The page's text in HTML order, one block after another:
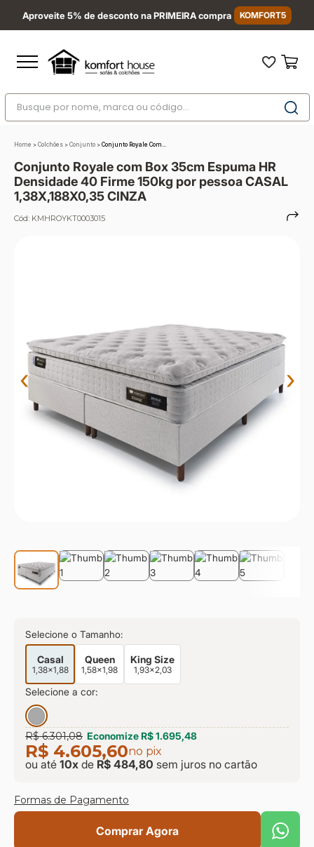
Aproveite 5% de desconto na PRIMEIRA compra KOMFORT5
Home > Colchões > Conjunto > Conjunto Royale Com...
Conjunto Royale com Box 35cm Espuma HR
Densidade 40 Firme 150kg por pessoa CASAL
1,38X,188X0,35 CINZA
Cód: KMHROYKT0003015
‹ ›
Selecione o Tamanho:
Casal
1,38x1,88
Queen
1,58x1,98
King Size
1,93x2,03
Selecione a cor:
R$ 6.301,08 EconomizeR$ 1.695,48
R$ 4.605,60no pix
ou até 10x de R$ 484,80 sem juros no cartão
Formas de Pagamento
Comprar Agora
2º
sofá
3º
sofá retrátil
4º
sofá cama
º prisma